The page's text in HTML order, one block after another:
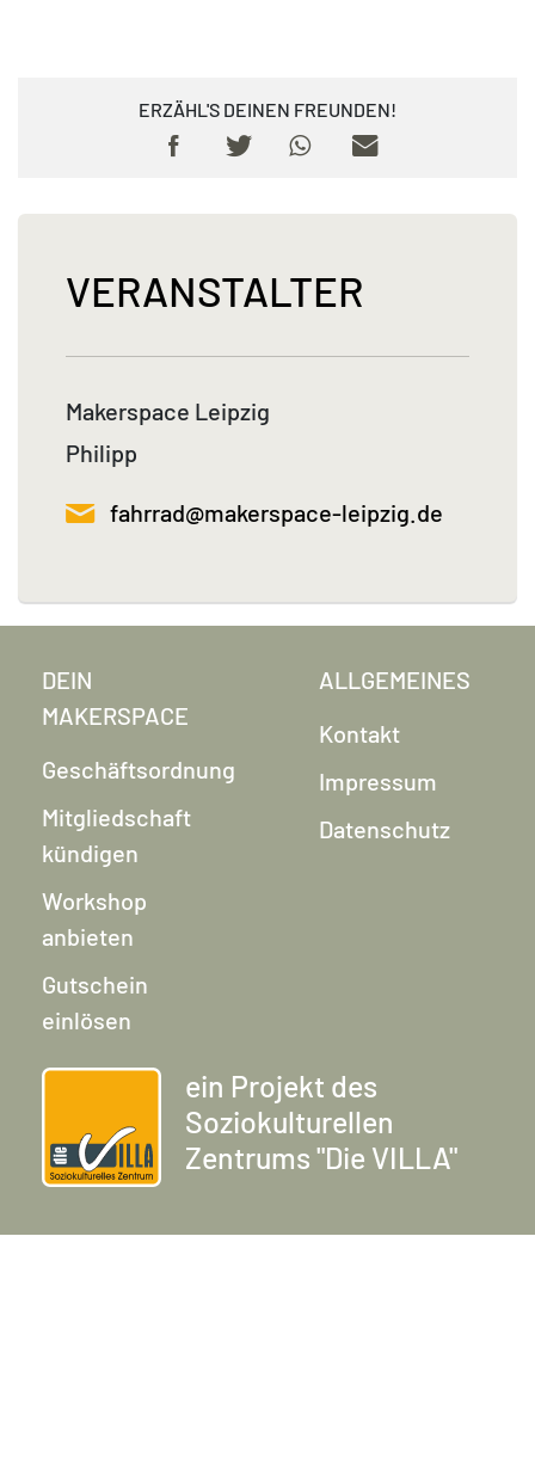
ERZÄHL'S DEINEN FREUNDEN!
VERANSTALTER
Makerspace Leipzig
Philipp
fahrrad@makerspace-leipzig.de
DEIN
MAKERSPACE
Geschäftsordnung
Mitgliedschaft
kündigen
Workshop
anbieten
Gutschein
einlösen
ALLGEMEINES
Kontakt
Impressum
Datenschutz
ein Projekt des
Soziokulturellen
Zentrums "Die VILLA"